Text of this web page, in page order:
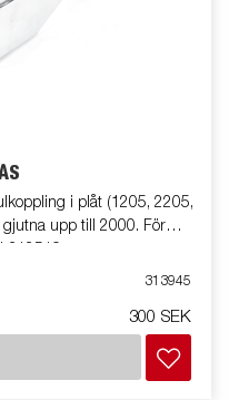
i plåt (1205, 2205,
upp till 2000. För
313945
300 SEK